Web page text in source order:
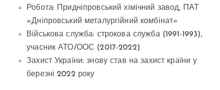
Робота: Придніпровський хімічний завод, ПАТ
«Дніпровський металургійний комбінат»
Військова служба: строкова служба (1991-1993),
учасник АТО/ООС (2017-2022)
Захист України: знову став на захист країни у
березні 2022 року